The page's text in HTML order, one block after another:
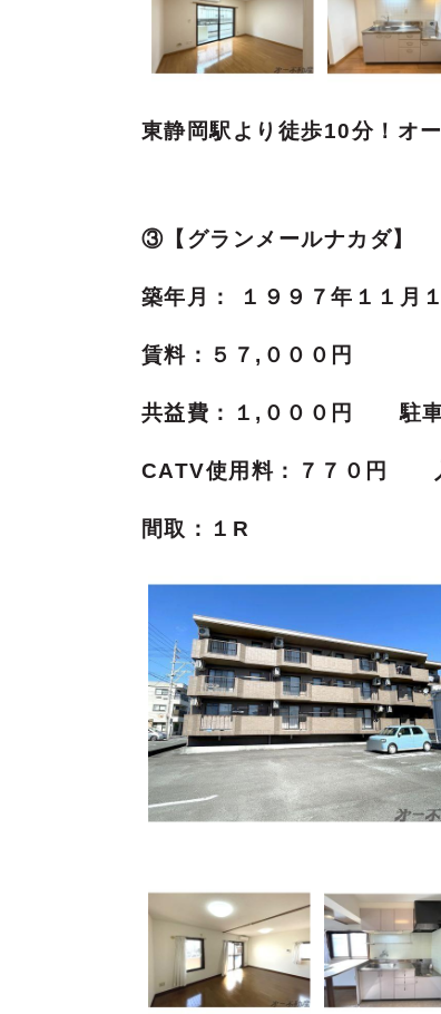
東静岡駅より徒歩10分！オ
③【グランメールナカダ】
築年月： １９９７年１１月
賃料：５７,０００円
共益費：１,０００円駐
CATV使用料：７７０円
間取：１R